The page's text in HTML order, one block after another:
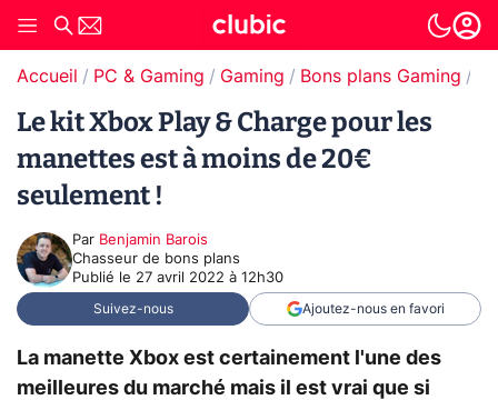
Accueil PC & Gaming Gaming Bons plans Gaming
Le kit Xbox Play & Charge pour les
manettes est à moins de 20€
seulement !
Par Benjamin Barois
Chasseur de bons plans
Publié le 27 avril 2022 à 12h30
Suivez-nous Ajoutez-nous en favori
La manette Xbox est certainement l'une des
meilleures du marché mais il est vrai que si